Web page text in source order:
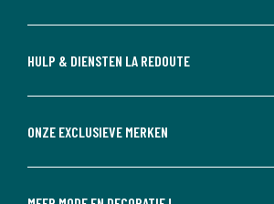
HULP & DIENSTEN LA REDOUTE
ONZE EXCLUSIEVE MERKEN